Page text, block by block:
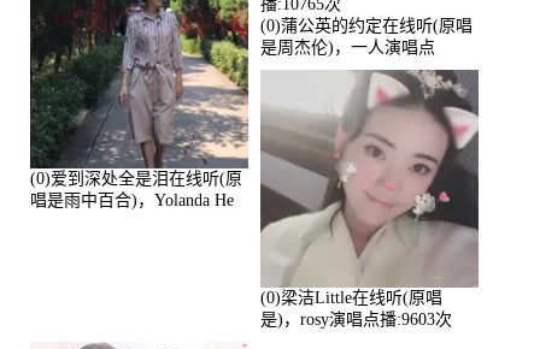
(0)爱到深处全是泪在线听(原
唱是雨中百合)，Yolanda He
(0)蒲公英的约定在线听(原唱
是周杰伦)，一人演唱点
播:10765次
(0)梁洁Little在线听(原唱
是)，rosy演唱点播:9603次